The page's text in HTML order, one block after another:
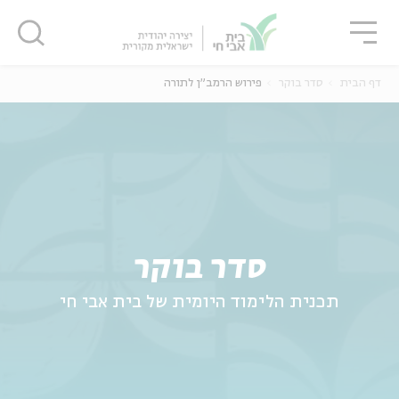
סדר בוקר
תכנית הלימוד היומית של בית אבי חי
דף הבית סדר בוקר פירוש הרמב"ן לתורה
סגור